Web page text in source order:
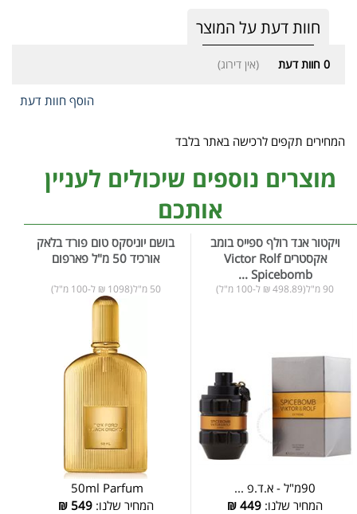
חוות דעת על המוצר
0 חוות דעת (אין דירוג)
הוסף חוות דעת
המחירים תקפים לרכישה באתר בלבד
מוצרים נוספים שיכולים לעניין
אותכם
ויקטור אנד רולף ספייס בומב
אקסטרים Victor Rolf
Spicebomb ...
90 מ"ל(498.89 ₪ ל-100 מ"ל)
90מ"ל - א.ד.פ ...
המחיר שלנו: 449
₪
בושם יוניסקס טום פורד בלאק
אורכיד 50 מ"ל פארפום
50 מ"ל(1098 ₪ ל-100 מ"ל)
50ml Parfum
המחיר שלנו:549
₪